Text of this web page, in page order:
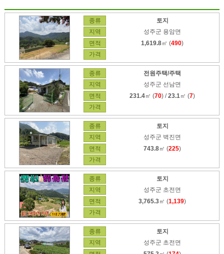
종류
토지
지역
성주군 용암면
면적
1,619.8㎡ (490)
가격
종류
전원주택/주택
지역
성주군 선남면
면적
231.4㎡ (70) /23.1㎡ (7)
가격
종류
토지
지역
성주군 벽진면
면적
743.8㎡ (225)
가격
종류
토지
지역
성주군 초전면
면적
3,765.3㎡ (1,139)
가격
종류
토지
지역
성주군 초전면